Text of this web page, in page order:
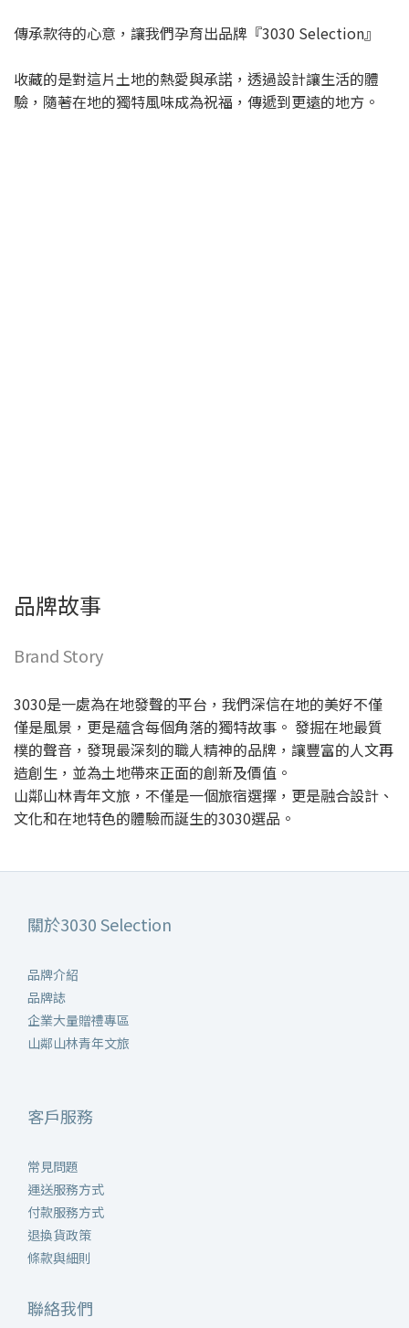
傳承款待的心意，讓我們孕育出品牌『3030 Selection』
收藏的是對這片土地的熱愛與承諾，透過設計讓生活的體
驗，隨著在地的獨特風味成為祝福，傳遞到更遠的地方。
品牌故事
Brand Story
3030是一處為在地發聲的平台，我們深信在地的美好不僅
僅是風景，更是蘊含每個角落的獨特故事。 發掘在地最質
樸的聲音，發現最深刻的職人精神的品牌，讓豐富的人文再
造創生，並為土地帶來正面的創新及價值。
山鄰山林青年文旅，不僅是一個旅宿選擇，更是融合設計、
文化和在地特色的體驗而誕生的3030選品。
關於3030 Selection
品牌介紹
品牌誌
企業大量贈禮專區
山鄰山林青年文旅
客戶服務
常見問題
運送服務方式
付款服務方式
退換貨政策
條款與細則
聯絡我們